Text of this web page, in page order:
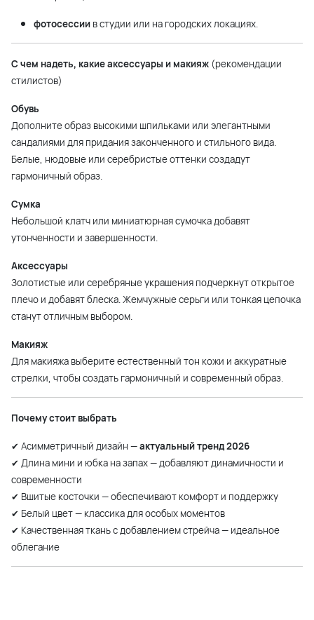
фотосессии в студии или на городских локациях.
С чем надеть, какие аксессуары и макияж (рекомендации
стилистов)
Обувь
Дополните образ высокими шпильками или элегантными
сандалиями для придания законченного и стильного вида.
Белые, нюдовые или серебристые оттенки создадут
гармоничный образ.
Сумка
Небольшой клатч или миниатюрная сумочка добавят
утонченности и завершенности.
Аксессуары
Золотистые или серебряные украшения подчеркнут открытое
плечо и добавят блеска. Жемчужные серьги или тонкая цепочка
станут отличным выбором.
Макияж
Для макияжа выберите естественный тон кожи и аккуратные
стрелки, чтобы создать гармоничный и современный образ.
Почему стоит выбрать
✔ Асимметричный дизайн —актуальный тренд 2026
✔ Длина мини и юбка на запах — добавляют динамичности и
современности
✔ Вшитые косточки — обеспечивают комфорт и поддержку
✔ Белый цвет — классика для особых моментов
✔ Качественная ткань с добавлением стрейча — идеальное
облегание